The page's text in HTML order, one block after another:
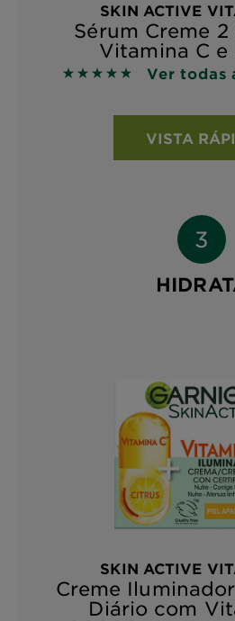
SKIN ACTIVE
Sérum Creme 2
Vitamina C e
4.8148 out of 5 stars
Ver todas
VISTA
SKIN ACTIVE
Creme
Diário com